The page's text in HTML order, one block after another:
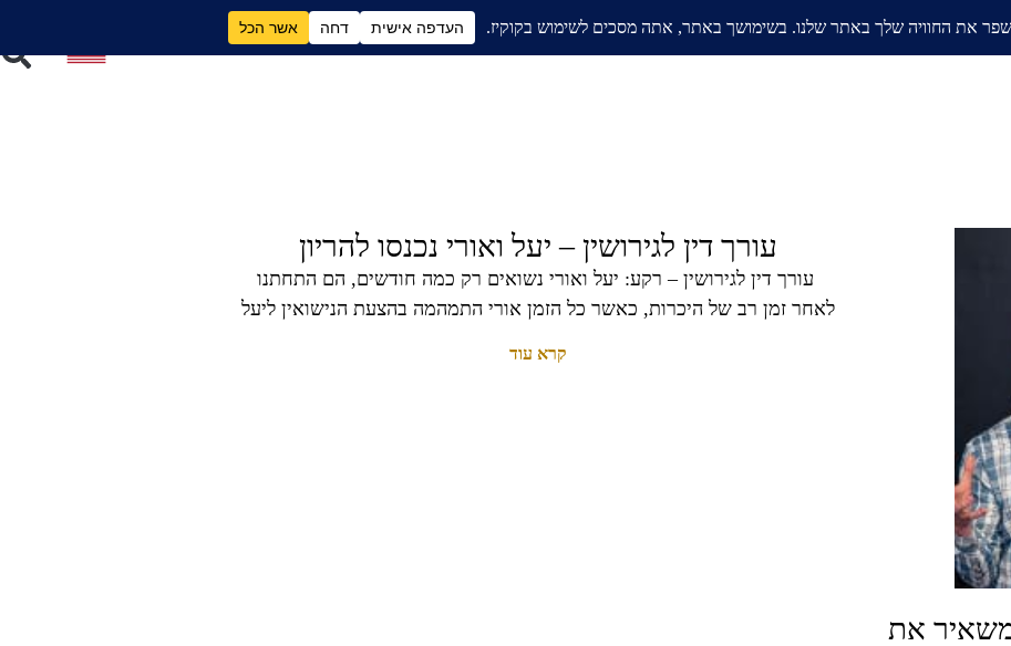
אודות בלוג ממליצים תחומים
גירושים וכסף
את
עורך דין לגירושין – יעל ואורי נכנסו להריון
עורך דין לגירושין – רקע: יעל ואורי נשואים רק כמה חודשים, הם התחתנו
לאחר זמן רב של היכרות, כאשר כל הזמן אורי התמהמה בהצעת הנישואין ליעל
קרא עוד